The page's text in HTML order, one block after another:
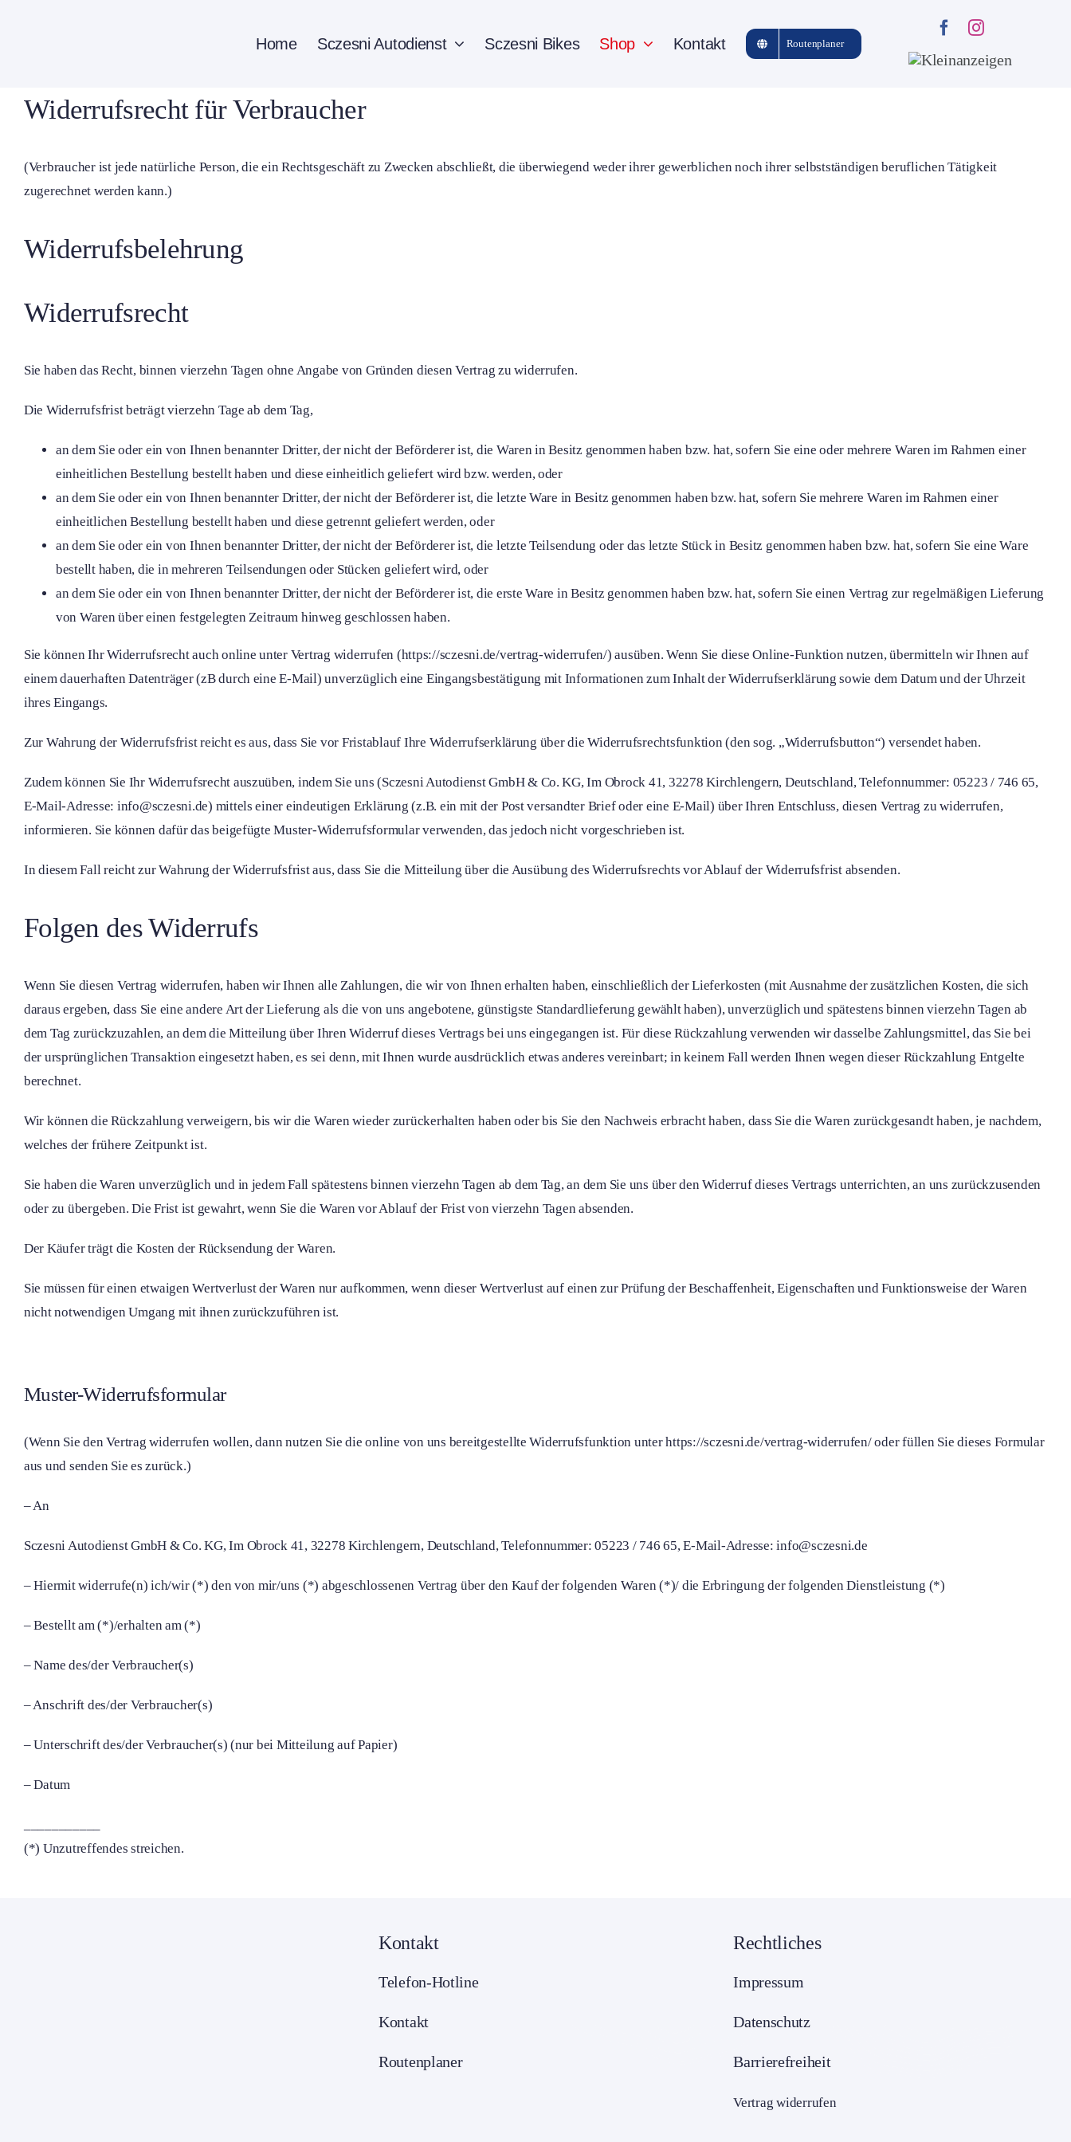
Home Sczesni Autodienst Sczesni Bikes Shop Kontakt Routenplaner
Widerrufsrecht für Verbraucher
(Verbraucher ist jede natürliche Person, die ein Rechtsgeschäft zu Zwecken abschließt, die überwiegend weder ihrer gewerblichen noch ihrer selbstständigen beruflichen Tätigkeit
zugerechnet werden kann.)
Widerrufsbelehrung
Widerrufsrecht
Sie haben das Recht, binnen vierzehn Tagen ohne Angabe von Gründen diesen Vertrag zu widerrufen.
Die Widerrufsfrist beträgt vierzehn Tage ab dem Tag,
an dem Sie oder ein von Ihnen benannter Dritter, der nicht der Beförderer ist, die Waren in Besitz genommen haben bzw. hat, sofern Sie eine oder mehrere Waren im Rahmen einer
einheitlichen Bestellung bestellt haben und diese einheitlich geliefert wird bzw. werden, oder
an dem Sie oder ein von Ihnen benannter Dritter, der nicht der Beförderer ist, die letzte Ware in Besitz genommen haben bzw. hat, sofern Sie mehrere Waren im Rahmen einer
einheitlichen Bestellung bestellt haben und diese getrennt geliefert werden, oder
an dem Sie oder ein von Ihnen benannter Dritter, der nicht der Beförderer ist, die letzte Teilsendung oder das letzte Stück in Besitz genommen haben bzw. hat, sofern Sie eine Ware
bestellt haben, die in mehreren Teilsendungen oder Stücken geliefert wird, oder
an dem Sie oder ein von Ihnen benannter Dritter, der nicht der Beförderer ist, die erste Ware in Besitz genommen haben bzw. hat, sofern Sie einen Vertrag zur regelmäßigen Lieferung
von Waren über einen festgelegten Zeitraum hinweg geschlossen haben.
Sie können Ihr Widerrufsrecht auch online unter Vertrag widerrufen (https://sczesni.de/vertrag-widerrufen/) ausüben. Wenn Sie diese Online-Funktion nutzen, übermitteln wir Ihnen auf
einem dauerhaften Datenträger (zB durch eine E-Mail) unverzüglich eine Eingangsbestätigung mit Informationen zum Inhalt der Widerrufserklärung sowie dem Datum und der Uhrzeit
ihres Eingangs.
Zur Wahrung der Widerrufsfrist reicht es aus, dass Sie vor Fristablauf Ihre Widerrufserklärung über die Widerrufsrechtsfunktion (den sog. „Widerrufsbutton“) versendet haben.
Zudem können Sie Ihr Widerrufsrecht auszuüben, indem Sie uns (Sczesni Autodienst GmbH & Co. KG, Im Obrock 41, 32278 Kirchlengern, Deutschland, Telefonnummer: 05223 / 746 65,
E-Mail-Adresse: info@sczesni.de) mittels einer eindeutigen Erklärung (z.B. ein mit der Post versandter Brief oder eine E-Mail) über Ihren Entschluss, diesen Vertrag zu widerrufen,
informieren. Sie können dafür das beigefügte Muster-Widerrufsformular verwenden, das jedoch nicht vorgeschrieben ist.
In diesem Fall reicht zur Wahrung der Widerrufsfrist aus, dass Sie die Mitteilung über die Ausübung des Widerrufsrechts vor Ablauf der Widerrufsfrist absenden.
Folgen des Widerrufs
Wenn Sie diesen Vertrag widerrufen, haben wir Ihnen alle Zahlungen, die wir von Ihnen erhalten haben, einschließlich der Lieferkosten (mit Ausnahme der zusätzlichen Kosten, die sich
daraus ergeben, dass Sie eine andere Art der Lieferung als die von uns angebotene, günstigste Standardlieferung gewählt haben), unverzüglich und spätestens binnen vierzehn Tagen ab
dem Tag zurückzuzahlen, an dem die Mitteilung über Ihren Widerruf dieses Vertrags bei uns eingegangen ist. Für diese Rückzahlung verwenden wir dasselbe Zahlungsmittel, das Sie bei
der ursprünglichen Transaktion eingesetzt haben, es sei denn, mit Ihnen wurde ausdrücklich etwas anderes vereinbart; in keinem Fall werden Ihnen wegen dieser Rückzahlung Entgelte
berechnet.
Wir können die Rückzahlung verweigern, bis wir die Waren wieder zurückerhalten haben oder bis Sie den Nachweis erbracht haben, dass Sie die Waren zurückgesandt haben, je nachdem,
welches der frühere Zeitpunkt ist.
Sie haben die Waren unverzüglich und in jedem Fall spätestens binnen vierzehn Tagen ab dem Tag, an dem Sie uns über den Widerruf dieses Vertrags unterrichten, an uns zurückzusenden
oder zu übergeben. Die Frist ist gewahrt, wenn Sie die Waren vor Ablauf der Frist von vierzehn Tagen absenden.
Der Käufer trägt die Kosten der Rücksendung der Waren.
Sie müssen für einen etwaigen Wertverlust der Waren nur aufkommen, wenn dieser Wertverlust auf einen zur Prüfung der Beschaffenheit, Eigenschaften und Funktionsweise der Waren
nicht notwendigen Umgang mit ihnen zurückzuführen ist.
Muster-Widerrufsformular
(Wenn Sie den Vertrag widerrufen wollen, dann nutzen Sie die online von uns bereitgestellte Widerrufsfunktion unter https://sczesni.de/vertrag-widerrufen/ oder füllen Sie dieses Formular
aus und senden Sie es zurück.)
– An
Sczesni Autodienst GmbH & Co. KG, Im Obrock 41, 32278 Kirchlengern, Deutschland, Telefonnummer: 05223 / 746 65, E-Mail-Adresse: info@sczesni.de
– Hiermit widerrufe(n) ich/wir (*) den von mir/uns (*) abgeschlossenen Vertrag über den Kauf der folgenden Waren (*)/ die Erbringung der folgenden Dienstleistung (*)
– Bestellt am (*)/erhalten am (*)
– Name des/der Verbraucher(s)
– Anschrift des/der Verbraucher(s)
– Unterschrift des/der Verbraucher(s) (nur bei Mitteilung auf Papier)
– Datum
(*) Unzutreffendes streichen.
Kontakt
Telefon-Hotline
Kontakt
Routenplaner
Rechtliches
Impressum
Datenschutz
Barrierefreiheit
Vertrag widerrufen